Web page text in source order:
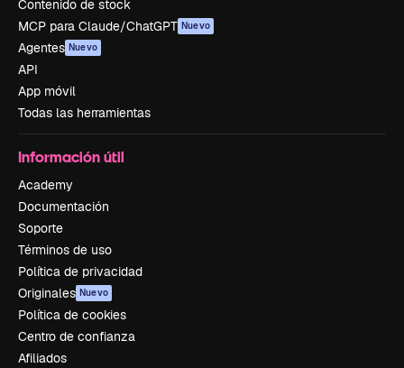
Contenido de stock
MCP para Claude/ChatGPT Nuevo
Agentes Nuevo
API
App móvil
Todas las herramientas
Información útil
Academy
Documentación
Soporte
Términos de uso
Política de privacidad
Originales Nuevo
Política de cookies
Centro de confianza
Afiliados